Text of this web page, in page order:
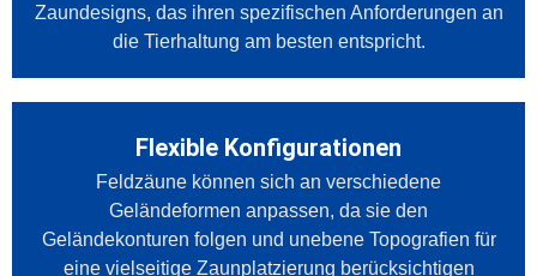
Zaundesigns, das ihren spezifischen Anforderungen an
die Tierhaltung am besten entspricht.
Flexible Konfigurationen
Feldzäune können sich an verschiedene
Geländeformen anpassen, da sie den
Geländekonturen folgen und unebene Topografien für
eine vielseitige Zaunplatzierung berücksichtigen